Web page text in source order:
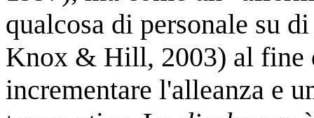
qualcosa di personale su
Knox & Hill, 2003) al fine
incrementare l'alleanza e